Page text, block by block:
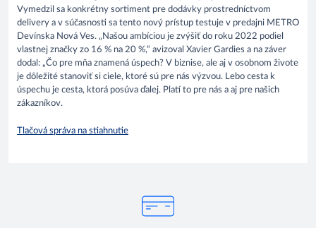
Vymedzil sa konkrétny sortiment pre dodávky prostredníctvom
delivery a v súčasnosti sa tento nový prístup testuje v predajni METRO
Devínska Nová Ves. „Našou ambíciou je zvýšiť do roku 2022 podiel
vlastnej značky zo 16 % na 20 %,“ avizoval Xavier Gardies a na záver
dodal: „Čo pre mňa znamená úspech? V biznise, ale aj v osobnom živote
je dôležité stanoviť si ciele, ktoré sú pre nás výzvou. Lebo cesta k
úspechu je cesta, ktorá posúva ďalej. Platí to pre nás a aj pre našich
zákazníkov.
Tlačová správa na stiahnutie